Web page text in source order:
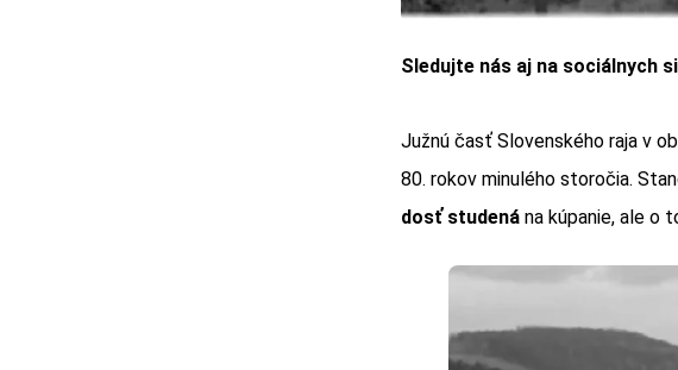
Sledujte nás aj na sociálnych
Južnú časť Slovenského raja v
80. rokov minulého storočia.
dosť studená na kúpanie, ale o